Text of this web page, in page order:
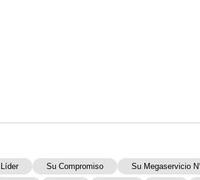
Líder Su Compromiso Su Megaservicio